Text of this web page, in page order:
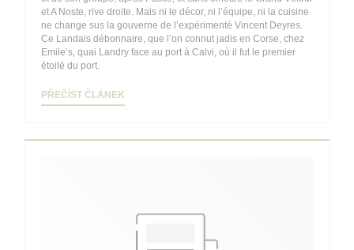
et A Noste, rive droite. Mais ni le décor, ni l’équipe, ni la cuisine
ne change sus la gouverne de l’expérimenté Vincent Deyres.
Ce Landais débonnaire, que l’on connut jadis en Corse, chez
Emile’s, quai Landry face au port à Calvi, où il fut le premier
étoilé du port.
PŘEČÍST ČLÁNEK